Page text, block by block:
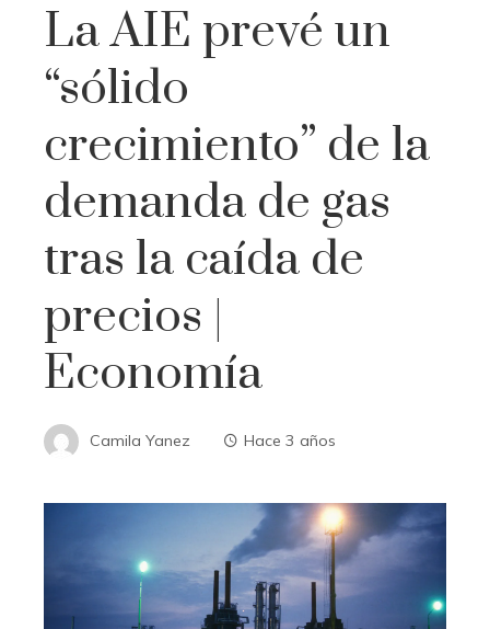
La AIE prevé un
“sólido
crecimiento” de la
demanda de gas
tras la caída de
precios |
Economía
Camila Yanez Hace 3 años